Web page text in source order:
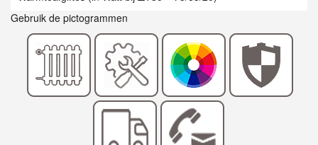
Gebruik de pictogrammen